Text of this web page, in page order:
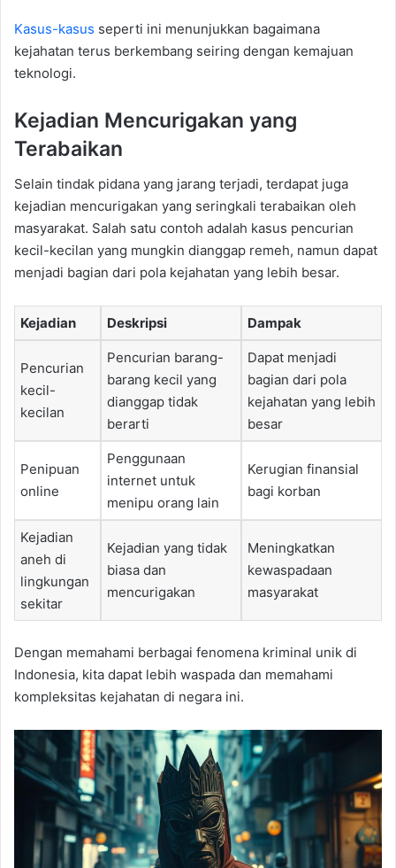
Kasus-kasus seperti ini menunjukkan bagaimana
kejahatan terus berkembang seiring dengan kemajuan
teknologi.
Kejadian Mencurigakan yang
Terabaikan
Selain tindak pidana yang jarang terjadi, terdapat juga
kejadian mencurigakan yang seringkali terabaikan oleh
masyarakat. Salah satu contoh adalah kasus pencurian
kecil-kecilan yang mungkin dianggap remeh, namun dapat
menjadi bagian dari pola kejahatan yang lebih besar.
Kejadian Deskripsi Dampak
Pencurian
kecil-
kecilan
Pencurian barang-
barang kecil yang
dianggap tidak
berarti
Dapat menjadi
bagian dari pola
kejahatan yang lebih
besar
Penipuan
online
Penggunaan
internet untuk
menipu orang lain
Kerugian finansial
bagi korban
Kejadian
aneh di
lingkungan
sekitar
Kejadian yang tidak
biasa dan
mencurigakan
Meningkatkan
kewaspadaan
masyarakat
Dengan memahami berbagai fenomena kriminal unik di
Indonesia, kita dapat lebih waspada dan memahami
kompleksitas kejahatan di negara ini.